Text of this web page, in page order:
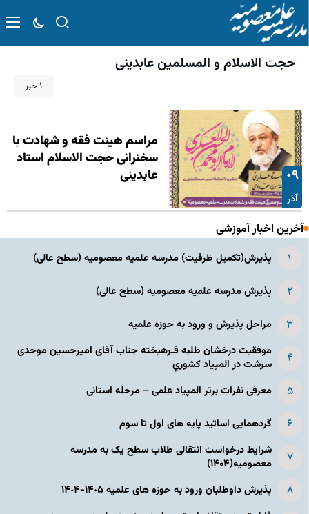
حجت الاسلام و المسلمین عابدینی
۱ خبر
۰۹
آذر
مراسم هیئت فقه و شهادت با
سخنرانی حجت الاسلام استاد
عابدینی
آخرین اخبار آموزشی
پذیرش(تکمیل ظرفیت) مدرسه علمیه معصومیه‌ (سطح عالی)
پذیرش مدرسه علمیه معصومیه‌ (سطح عالی)
مراحل پذیرش و ورود به حوزه علمیه
موفقیت درخشان طلبه فـرهیخته جناب آقای امیرحسین موحدی
سرشت در المپياد كشوري
معرفی نفرات برتر المپیاد علمی – مرحله استانی
گردهمایی اساتید پایه های اول تا سوم
شرایط درخواست انتقالی طلاب سطح یک به مدرسه
معصومیه(۱۴۰۴)
پذیرش داوطلبان ورود به حوزه های علمیه ١۴٠۵-١۴٠۴